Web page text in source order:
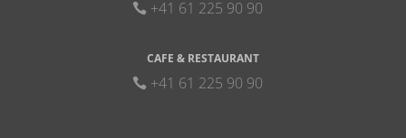
+41 61 225 90 90
CAFE & RESTAURANT
+41 61 225 90 90